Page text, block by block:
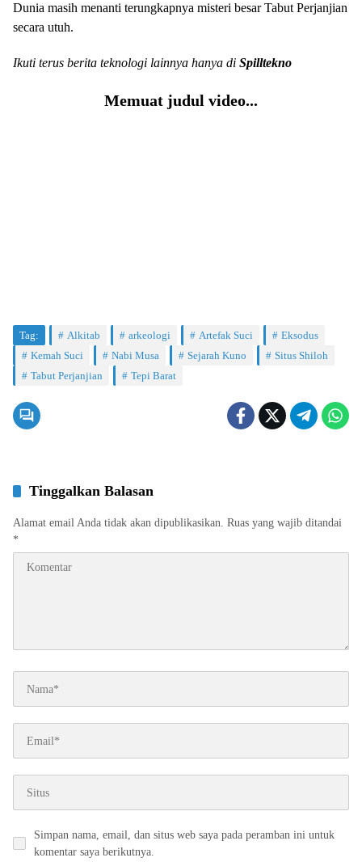
Dunia masih menanti terungkapnya misteri besar Tabut Perjanjian
secara utuh.
Ikuti terus berita teknologi lainnya hanya di Spilltekno
Memuat judul video...
Tag: Alkitab arkeologi Artefak Suci
Eksodus
Kemah Suci
Nabi Musa Sejarah Kuno
Situs Shiloh
Tabut Perjanjian
Tepi Barat
Tinggalkan Balasan
Alamat email Anda tidak akan dipublikasikan. Ruas yang wajib ditandai
*
Simpan nama, email, dan situs web saya pada peramban ini untuk
komentar saya berikutnya.